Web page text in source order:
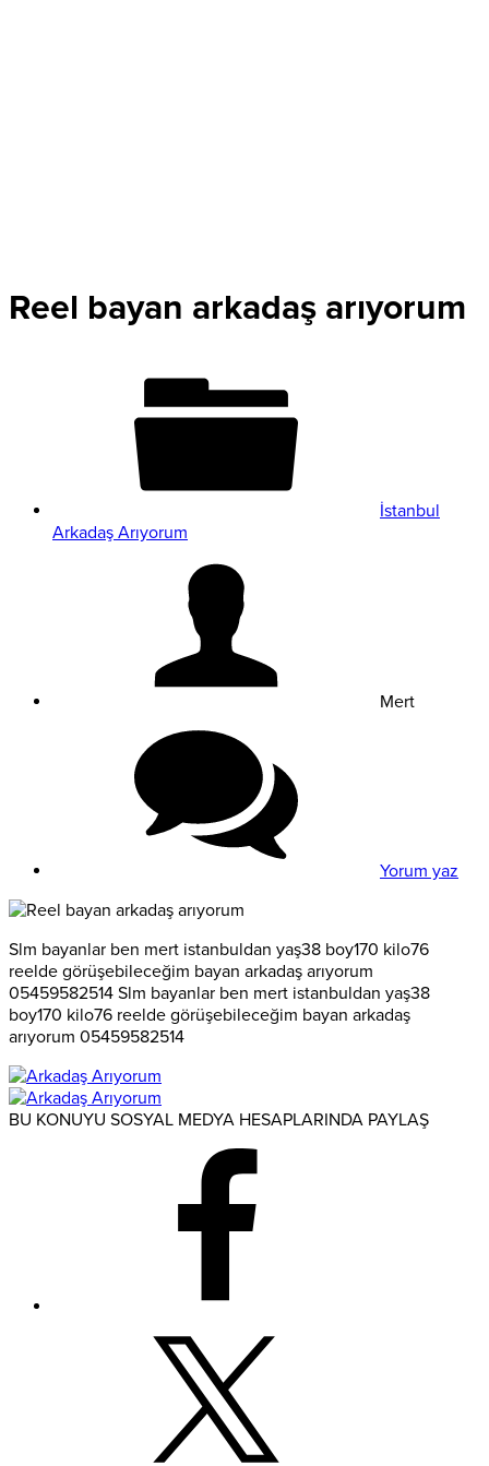
Reel bayan arkadaş arıyorum
İstanbul
Arkadaş Arıyorum
Mert
Yorum yaz
Slm bayanlar ben mert istanbuldan yaş38 boy170 kilo76
reelde görüşebileceğim bayan arkadaş arıyorum
05459582514 Slm bayanlar ben mert istanbuldan yaş38
boy170 kilo76 reelde görüşebileceğim bayan arkadaş
arıyorum 05459582514
BU KONUYU SOSYAL MEDYA HESAPLARINDA PAYLAŞ